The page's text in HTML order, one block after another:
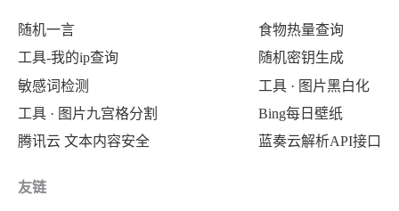
随机一言
工具-我的ip查询
敏感词检测
工具 · 图片九宫格分割
腾讯云 文本内容安全
食物热量查询
随机密钥生成
工具 · 图片黑白化
Bing每日壁纸
蓝奏云解析API接口
友链